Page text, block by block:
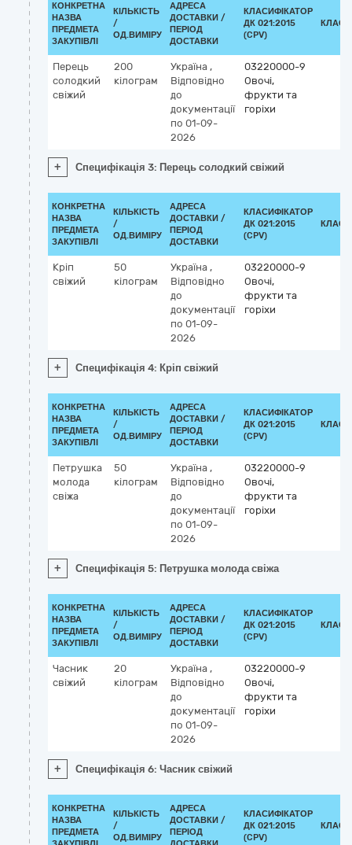
КОНКРЕТНА
НАЗВА
ПРЕДМЕТА
ЗАКУПІВЛІ
КІЛЬКІСТЬ
/
ОД.ВИМІРУ
АДРЕСА
ДОСТАВКИ /
ПЕРІОД
ДОСТАВКИ
КЛАСИФІКАТОР
ДК 021:2015
(CPV)
Перець
солодкий
свіжий
200
кілограм
Україна ,
Відповідно
до
документації
по 01-09-
2026
03220000-9
Овочі,
фрукти та
горіхи
+ Специфікація 3: Перець солодкий свіжий
КОНКРЕТНА
НАЗВА
ПРЕДМЕТА
ЗАКУПІВЛІ
КІЛЬКІСТЬ
/
ОД.ВИМІРУ
АДРЕСА
ДОСТАВКИ /
ПЕРІОД
ДОСТАВКИ
КЛАСИФІКАТОР
ДК 021:2015
(CPV)
Кріп
свіжий
50
кілограм
Україна ,
Відповідно
до
документації
по 01-09-
2026
03220000-9
Овочі,
фрукти та
горіхи
+ Специфікація 4: Кріп свіжий
КОНКРЕТНА
НАЗВА
ПРЕДМЕТА
ЗАКУПІВЛІ
КІЛЬКІСТЬ
/
ОД.ВИМІРУ
АДРЕСА
ДОСТАВКИ /
ПЕРІОД
ДОСТАВКИ
КЛАСИФІКАТОР
ДК 021:2015
(CPV)
Петрушка
молода
свіжа
50
кілограм
Україна ,
Відповідно
до
документації
по 01-09-
2026
03220000-9
Овочі,
фрукти та
горіхи
+ Специфікація 5: Петрушка молода свіжа
КОНКРЕТНА
НАЗВА
ПРЕДМЕТА
ЗАКУПІВЛІ
КІЛЬКІСТЬ
/
ОД.ВИМІРУ
АДРЕСА
ДОСТАВКИ /
ПЕРІОД
ДОСТАВКИ
КЛАСИФІКАТОР
ДК 021:2015
(CPV)
Часник
свіжий
20
кілограм
Україна ,
Відповідно
до
документації
по 01-09-
2026
03220000-9
Овочі,
фрукти та
горіхи
+ Специфікація 6: Часник свіжий
КОНКРЕТНА
НАЗВА
ПРЕДМЕТА
КІЛЬКІСТЬ
/
ОД.ВИМІРУ
АДРЕСА
ДОСТАВКИ /
ПЕРІОД
КЛАСИФІКАТОР
ДК 021:2015
(CPV)